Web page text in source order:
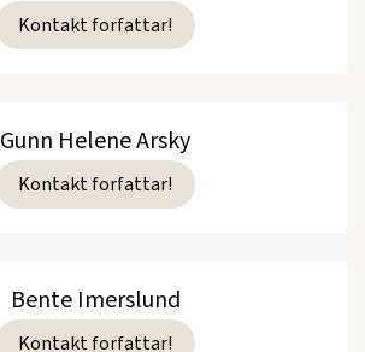
Kontakt forfattar!
Gunn Helene Arsky
Kontakt forfattar!
Bente Imerslund
Kontakt forfattar!